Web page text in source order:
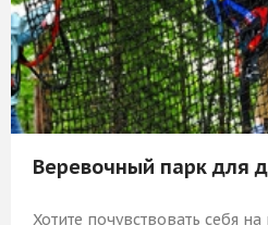
Веревочный парк для
Хотите почувствовать себя на